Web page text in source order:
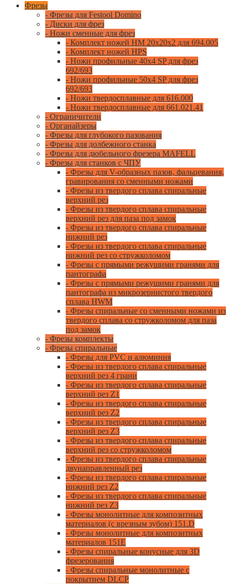
Фрезы
- Фрезы для Festool Domino
- Диски для фрез
- Ножи сменные для фрез
- Комплект ножей HM 20x20x2 для 694.005
- Комплект ножей HPS
- Ножи профильные 40x4 SP для фрез
692/693
- Ножи профильные 50x4 SP для фрез
692/693
- Ножи твердосплавные для 616.000
- Ножи твердосплавные для 661.021.41
- Ограничители
- Органайзеры
- Фрезы для глубокого пазования
- Фрезы для долбежного станка
- Фрезы для дюбельного фрезера MAFELL
- Фрезы для станков с ЧПУ
- Фрезы для V-образных пазов, фальцевания,
гравирования со сменными ножами
- Фрезы из твердого сплава спиральные
верхний рез
- Фрезы из твердого сплава спиральные
верхний рез для паза под замок
- Фрезы из твердого сплава спиральные
нижний рез
- Фрезы из твердого сплава спиральные
нижний рез со стружколомом
- Фрезы с прямыми режущими гранями для
пантографа
- Фрезы с прямыми режущими гранями для
пантографа из микрозернистого твердого
сплава HWM
- Фрезы спиральные со сменными ножами из
твердого сплава со стружколомом для паза
под замок
- Фрезы комплекты
- Фрезы спиральные
- Фрезы для PVC и алюминия
- Фрезы из твердого сплава спиральные
верхний рез 4 грани
- Фрезы из твердого сплава спиральные
верхний рез Z1
- Фрезы из твердого сплава спиральные
верхний рез Z2
- Фрезы из твердого сплава спиральные
верхний рез Z3
- Фрезы из твердого сплава спиральные
верхний рез со стружколомом
- Фрезы из твердого сплава спиральные
двунаправленный рез
- Фрезы из твердого сплава спиральные
нижний рез Z2
- Фрезы из твердого сплава спиральные
нижний рез Z3
- Фрезы монолитные для композитных
материалов (с врезным зубом) 151.D
- Фрезы монолитные для композитных
материалов 151E
- Фрезы спиральные конусные для 3D
фрезерования
- Фрезы спиральные монолитные с
покрытием DLCP